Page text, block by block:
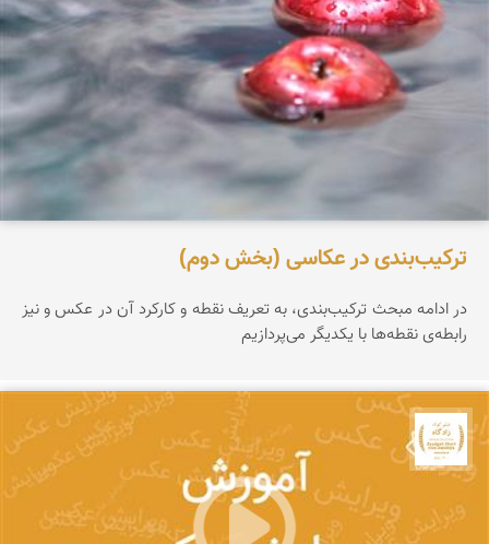
ترکیب‌بندی در عکاسی (بخش دوم)
در ادامه مبحث ترکیب‌بندی، به تعریف نقطه و کارکرد آن در عکس و نیز
رابطه‌ی نقطه‌ها با یکدیگر می‌پردازیم
جشنواره نمای ایران